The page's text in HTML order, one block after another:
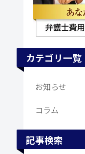
カテゴリ一覧
お知らせ
コラム
記事検索